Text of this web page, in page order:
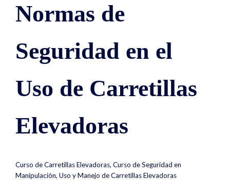
Normas de
Seguridad en el
Uso de Carretillas
Elevadoras
Curso de Carretillas Elevadoras, Curso de Seguridad en
Manipulación, Uso y Manejo de Carretillas Elevadoras